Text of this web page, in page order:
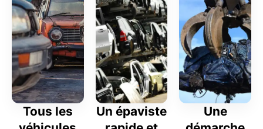
Tous les
Un épaviste
Une